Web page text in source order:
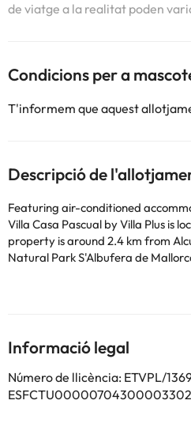
de viatge a la realitat poden
Condicions per a
T'informem que aquest
Descripció de
Featuring air-conditioned
Villa Casa Pascual by Villa Plus is
property is around 2.4 km from
Natural Park S'Albufera de
Formentor. Free WiFi is available
washing machine. Towels and bed
The accommodation is non-smoking. A baby safety gate is
available for guests at the villa. Lluc Monastery is 31 km from Villa
Casa Pascual by Villa Plus, while
Informació legal
Número de llicència: ETVPL/